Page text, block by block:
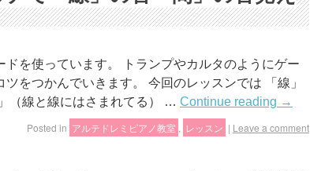
ドを使っています。 トランプやカルタのようにゲー
をつかんでいきます。 今回のレッスンでは 「線」
（線と線にはさまれてる） … Continue reading →
Posted in アルテドレミピアノ教室 レッスン | Leave a comment